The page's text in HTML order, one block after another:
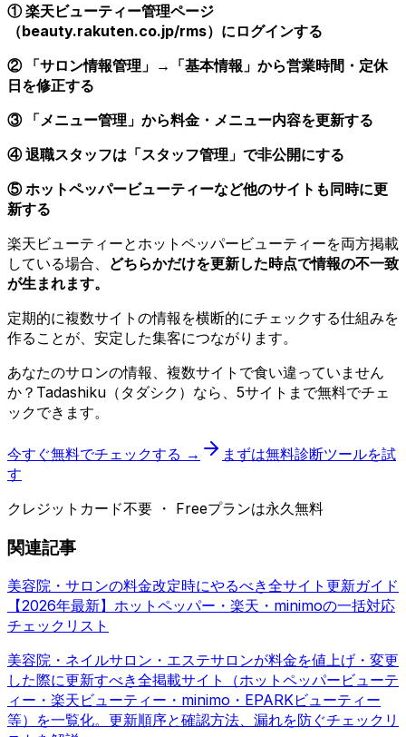
① 楽天ビューティー管理ページ
（beauty.rakuten.co.jp/rms）にログインする
② 「サロン情報管理」→「基本情報」から営業時間・定休
日を修正する
③ 「メニュー管理」から料金・メニュー内容を更新する
④ 退職スタッフは「スタッフ管理」で非公開にする
⑤ ホットペッパービューティーなど他のサイトも同時に更
新する
楽天ビューティーとホットペッパービューティーを両方掲載
している場合、 どちらかだけを更新した時点で情報の不一致
が生まれます。
定期的に複数サイトの情報を横断的にチェックする仕組みを
作ることが、安定した集客につながります。
あなたのサロンの情報、複数サイトで食い違っていません
か？Tadashiku（タダシク）なら、5サイトまで無料でチェ
ックできます。
今すぐ無料でチェックする →
まずは無料診断ツールを試
す
クレジットカード不要 ・ Freeプランは永久無料
関連記事
美容院・サロンの料金改定時にやるべき全サイト更新ガイド
【2026年最新】ホットペッパー・楽天・minimoの一括対応
チェックリスト
美容院・ネイルサロン・エステサロンが料金を値上げ・変更
した際に更新すべき全掲載サイト（ホットペッパービューテ
ィー・楽天ビューティー・minimo・EPARKビューティー
等）を一覧化。更新順序と確認方法、漏れを防ぐチェックリ